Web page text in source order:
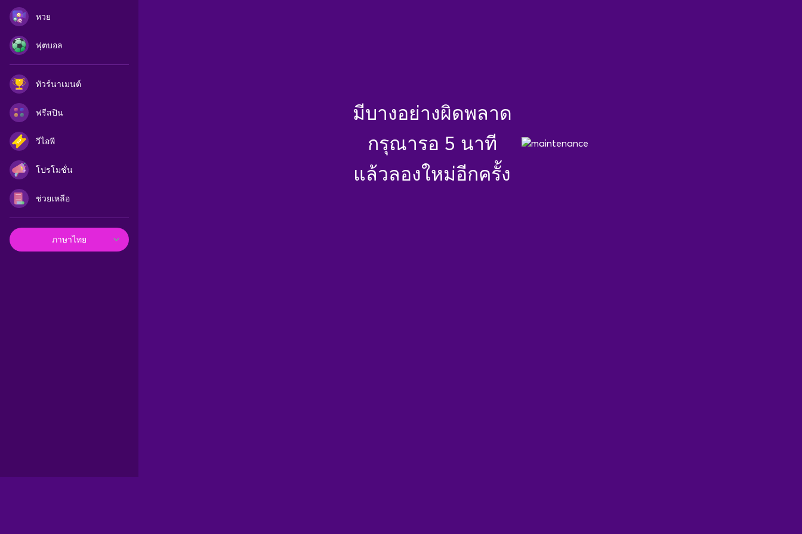
หวย
ฟุตบอล
ทัวร์นาเมนต์
ฟรีสปิน
วีไอพี
โปรโมชั่น
ช่วยเหลือ
มีบางอย่างผิดพลาด
กรุณารอ 5 นาที
แล้วลองใหม่อีกครั้ง